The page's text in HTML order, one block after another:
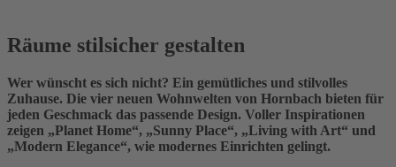
Räume stilsicher gestalten
Wer wünscht es sich nicht? Ein gemütliches und stilvolles
Zuhause. Die vier neuen Wohnwelten von Hornbach bieten für
jeden Geschmack das passende Design. Voller Inspirationen
zeigen „Planet Home“, „Sunny Place“, „Living with Art“ und
„Modern Elegance“, wie modernes Einrichten gelingt.